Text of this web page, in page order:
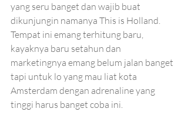
yang seru banget dan wajib buat
dikunjungin namanya This is Holland.
Tempat ini emang terhitung baru,
kayaknya baru setahun dan
marketingnya emang belum jalan banget
tapi untuk lo yang mau liat kota
Amsterdam dengan adrenaline yang
tinggi harus banget coba ini.